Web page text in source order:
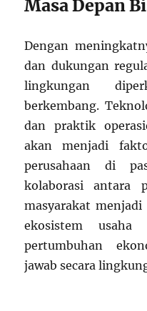
Masa Depan
Dengan
dan dukungan
lingkungan
berkembang.
dan praktik
akan menjadi
perusahaan di
kolaborasi antara
masyarakat
ekosistem
pertumbuhan
jawab secara